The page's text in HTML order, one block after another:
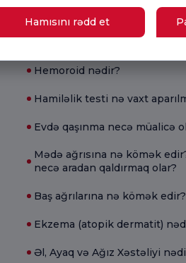
B12 çatışmazlığının
Hemoroid nədir?
Hamiləlik testi nə vaxt
Evdə qaşınma necə müalicə
Mədə ağrısına nə kömək
necə aradan qaldırmaq olar?
Baş ağrılarına nə kömək edir?
Ekzema (atopik dermatit)
Əl, Ayaq və Ağız Xəstəliyi
Hamısını rədd et